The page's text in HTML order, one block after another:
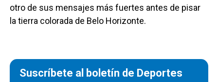
otro de sus mensajes más fuertes antes de pisar
la tierra colorada de Belo Horizonte.
Suscríbete al boletín de Deportes